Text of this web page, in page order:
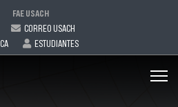
FAE USACH
CORREO USACH
ESTUDIANTES